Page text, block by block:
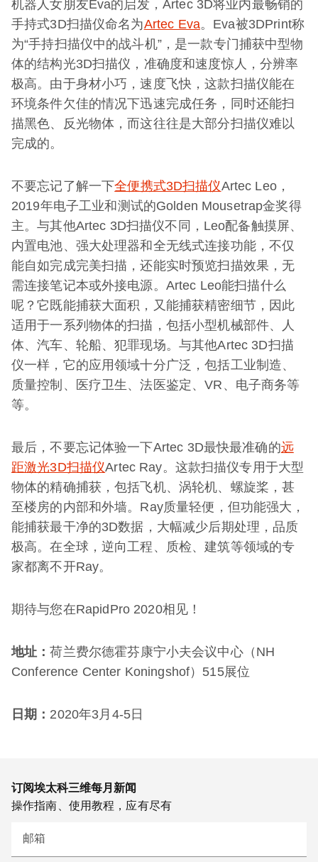
机器人女朋友Eva的启发，Artec 3D将业内最畅销的
手持式3D扫描仪命名为Artec Eva。Eva被3DPrint称
为“手持扫描仪中的战斗机”，是一款专门捕获中型物
体的结构光3D扫描仪，准确度和速度惊人，分辨率
极高。由于身材小巧，速度飞快，这款扫描仪能在
环境条件欠佳的情况下迅速完成任务，同时还能扫
描黑色、反光物体，而这往往是大部分扫描仪难以
完成的。
不要忘记了解一下全便携式3D扫描仪Artec Leo，
2019年电子工业和测试的Golden Mousetrap金奖得
主。与其他Artec 3D扫描仪不同，Leo配备触摸屏、
内置电池、强大处理器和全无线式连接功能，不仅
能自如完成完美扫描，还能实时预览扫描效果，无
需连接笔记本或外接电源。Artec Leo能扫描什么
呢？它既能捕获大面积，又能捕获精密细节，因此
适用于一系列物体的扫描，包括小型机械部件、人
体、汽车、轮船、犯罪现场。与其他Artec 3D扫描
仪一样，它的应用领域十分广泛，包括工业制造、
质量控制、医疗卫生、法医鉴定、VR、电子商务等
等。
最后，不要忘记体验一下Artec 3D最快最准确的远
距激光3D扫描仪Artec Ray。这款扫描仪专用于大型
物体的精确捕获，包括飞机、涡轮机、螺旋桨，甚
至楼房的内部和外墙。Ray质量轻便，但功能强大，
能捕获最干净的3D数据，大幅减少后期处理，品质
极高。在全球，逆向工程、质检、建筑等领域的专
家都离不开Ray。
期待与您在RapidPro 2020相见！
地址：荷兰费尔德霍芬康宁小夫会议中心（NH
Conference Center Koningshof）515展位
日期： 2020年3月4-5日
订阅埃太科三维每月新闻
操作指南、使用教程，应有尽有
邮箱